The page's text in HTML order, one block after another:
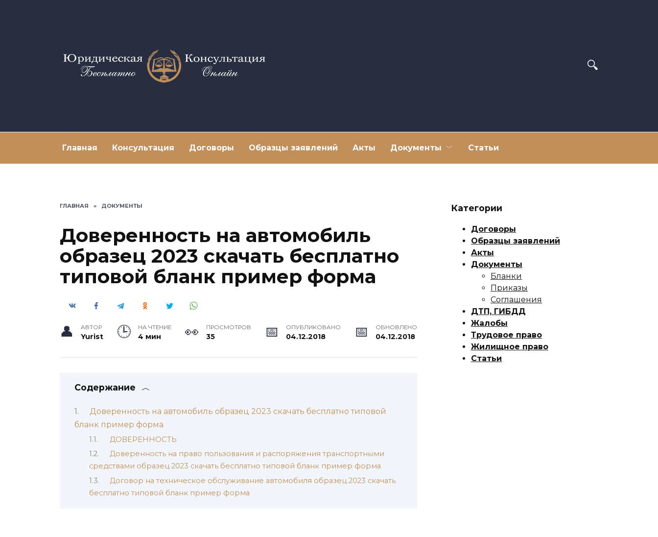
Главная Консультация Договоры Образцы заявлений Акты Документы Статьи
ГЛАВНАЯ » ДОКУМЕНТЫ
Доверенность на автомобиль
образец 2023 скачать бесплатно
типовой бланк пример форма
АВТОР
Yurist
НА ЧТЕНИЕ
4 мин
ПРОСМОТРОВ
35
ОПУБЛИКОВАНО
04.12.2018
ОБНОВЛЕНО
04.12.2018
Содержание
Доверенность на автомобиль образец 2023 скачать бесплатно типовой
бланк пример форма
ДОВЕРЕННОСТЬ
Доверенность на право пользования и распоряжения транспортными
средствами образец 2023 скачать бесплатно типовой бланк пример форма
Договор на техническое обслуживание автомобиля образец 2023 скачать
бесплатно типовой бланк пример форма
Категории
Договоры
Образцы заявлений
Акты
Документы
Бланки
Приказы
Соглашения
ДТП, ГИБДД
Жалобы
Трудовое право
Жилищное право
Статьи